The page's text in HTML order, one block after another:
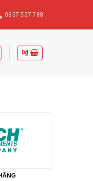
0857 557 788
0₫